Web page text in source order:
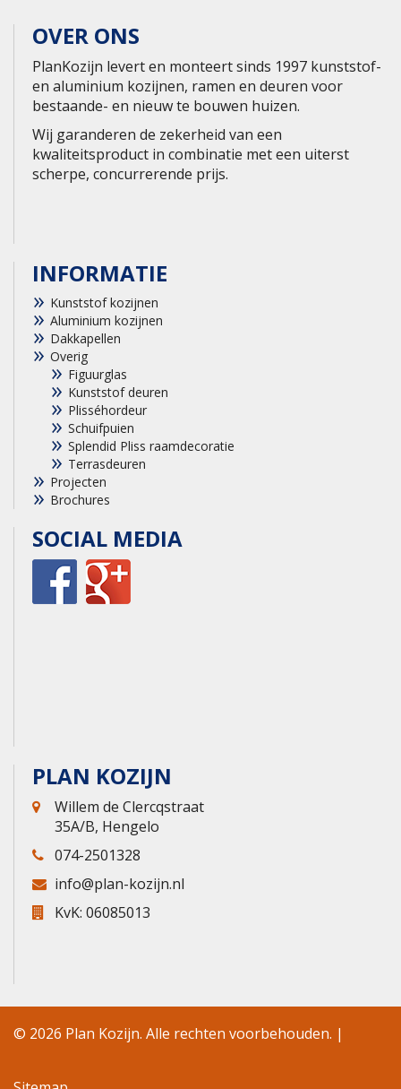
OVER ONS
PlanKozijn levert en monteert sinds 1997 kunststof-
en aluminium kozijnen, ramen en deuren voor
bestaande- en nieuw te bouwen huizen.
Wij garanderen de zekerheid van een
kwaliteitsproduct in combinatie met een uiterst
scherpe, concurrerende prijs.
INFORMATIE
Kunststof kozijnen
Aluminium kozijnen
Dakkapellen
Overig
Figuurglas
Kunststof deuren
Plisséhordeur
Schuifpuien
Splendid Pliss raamdecoratie
Terrasdeuren
Projecten
Brochures
SOCIAL MEDIA
PLAN KOZIJN
Willem de Clercqstraat
35A/B, Hengelo
074-2501328
info@plan-kozijn.nl
KvK: 06085013
© 2026 Plan Kozijn. Alle rechten voorbehouden. |